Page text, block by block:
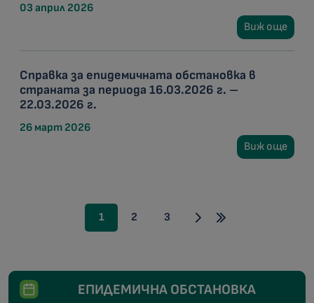
03 април 2026
Виж още
Справка за епидемичната обстановка в
страната за периода 16.03.2026 г. –
22.03.2026 г.
26 март 2026
Виж още
1 2 3
ЕПИДЕМИЧНА ОБСТАНОВКА